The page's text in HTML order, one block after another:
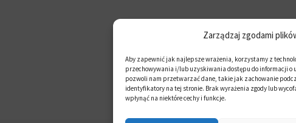
Zarządzaj zgodami
Aby zapewnić jak najlepsze wrażenia, korzystamy z
przechowywania i/lub uzyskiwania dostępu do informacji o
pozwoli nam przetwarzać dane, takie jak zachowanie
identyfikatory na tej stronie. Brak wyrażenia zgody lub
wpłynąć na niektóre cechy i funkcje.